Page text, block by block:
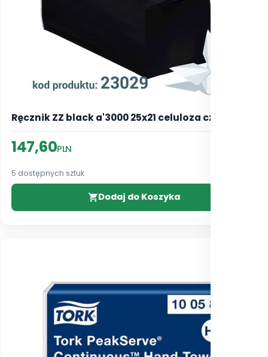
147,60PLN
Ręcznik ZZ black a'3000 25x21 celuloza czarna 2w
5 dostępnych sztuk
Dodaj do Koszyka